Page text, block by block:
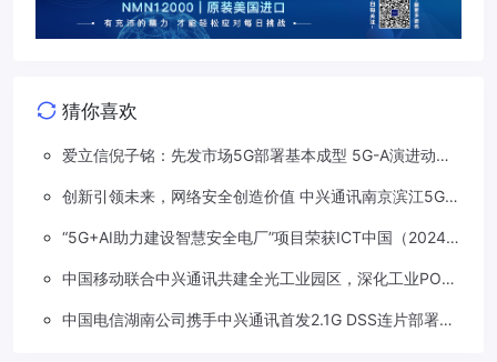
猜你喜欢
爱立信倪子铭：先发市场5G部署基本成型 5G-A演进动能
创新引领未来，网络安全创造价值 中兴通讯南京滨江5G工
“5G+AI助力建设智慧安全电厂”项目荣获ICT中国（2024）
中国移动联合中兴通讯共建全光工业园区，深化工业PON
中国电信湖南公司携手中兴通讯首发2.1G DSS连片部署助